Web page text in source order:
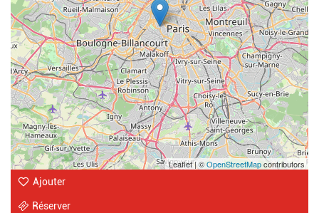
Leaflet | ©OpenStreetMapcontributors
Ajouter
Réserver